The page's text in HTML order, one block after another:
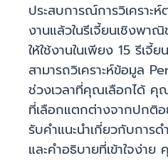
ประสบการณ์การวิเคราะ
งานแล้วในรีเจี้ยนเชิงพ
ให้ใช้งานในเพียง 15 รีเจี้
สามารถวิเคราะห์ข้อมูล
ช่วงเวลาที่คุณเลือกได้ คุณ
ที่เลือกแตกต่างจากปกติ
รับคำแนะนำเกี่ยวกับการ
และคำอธิบายที่เข้าใจง่า